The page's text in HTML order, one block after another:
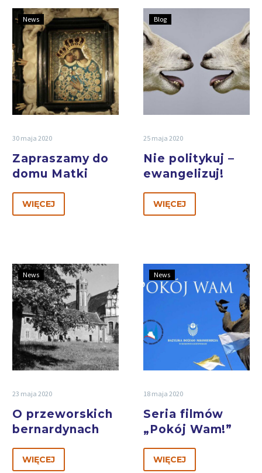
News
30 maja 2020
Zapraszamy do
domu Matki
WIĘCEJ
Blog
25 maja 2020
Nie politykuj –
ewangelizuj!
WIĘCEJ
News
23 maja 2020
O przeworskich
bernardynach
WIĘCEJ
News
18 maja 2020
Seria filmów
„Pokój Wam!”
WIĘCEJ